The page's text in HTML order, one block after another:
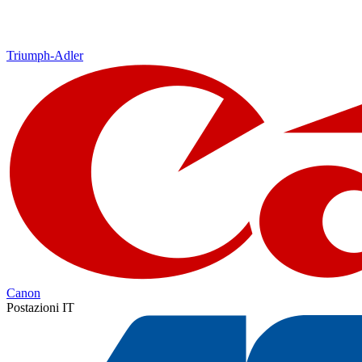
Triumph-Adler
Canon
Postazioni IT